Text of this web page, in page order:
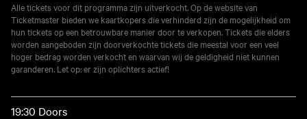
Alle tickets voor dit programma zijn uitverkocht. Op de website van
Ticketmaster bieden we kaartkopers die verhinderd zijn de mogelijkheid om
hun tickets op een betrouwbare manier door te verkopen. Tickets die elders
worden aangeboden zijn doorverkochte tickets die meestal voor een veel
hoger bedrag worden verkocht en waarvan wij de geldigheid niet kunnen
garanderen. Let op: er zijn oplichters actief!
19:30 Doors